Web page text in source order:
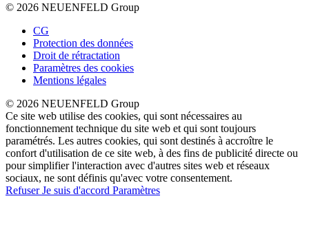
© 2026 NEUENFELD Group
CG
Protection des données
Droit de rétractation
Paramètres des cookies
Mentions légales
© 2026 NEUENFELD Group
Ce site web utilise des cookies, qui sont nécessaires au
fonctionnement technique du site web et qui sont toujours
paramétrés. Les autres cookies, qui sont destinés à accroître le
confort d'utilisation de ce site web, à des fins de publicité directe ou
pour simplifier l'interaction avec d'autres sites web et réseaux
sociaux, ne sont définis qu'avec votre consentement.
RefuserJe suis d'accord Paramètres